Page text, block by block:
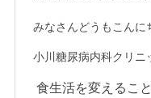
みなさんどうもこんに
小川糖尿病内科クリニ
食生活を変えるこ